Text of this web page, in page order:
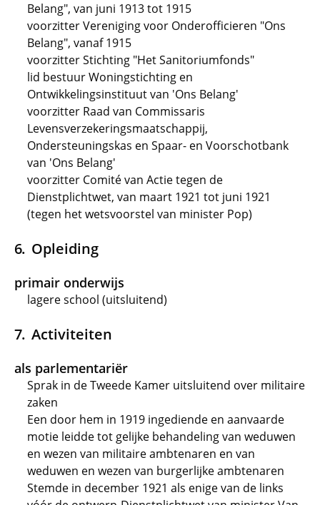
Belang", van juni 1913 tot 1915
voorzitter Vereniging voor Onderofficieren "Ons
Belang", vanaf 1915
voorzitter Stichting "Het Sanitoriumfonds"
lid bestuur Woningstichting en
Ontwikkelingsinstituut van 'Ons Belang'
voorzitter Raad van Commissaris
Levensverzekeringsmaatschappij,
Ondersteuningskas en Spaar- en Voorschotbank
van 'Ons Belang'
voorzitter Comité van Actie tegen de
Dienstplichtwet, van maart 1921 tot juni 1921
(tegen het wetsvoorstel van minister Pop)
Opleiding
primair onderwijs
lagere school (uitsluitend)
Activiteiten
als parlementariër
Sprak in de Tweede Kamer uitsluitend over militaire
zaken
Een door hem in 1919 ingediende en aanvaarde
motie leidde tot gelijke behandeling van weduwen
en wezen van militaire ambtenaren en van
weduwen en wezen van burgerlijke ambtenaren
Stemde in december 1921 als enige van de links